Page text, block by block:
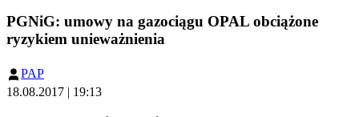
PGNiG: umowy na gazociągu OPAL obciążone
ryzykiem unieważnienia
PAP
18.08.2017 | 19:13